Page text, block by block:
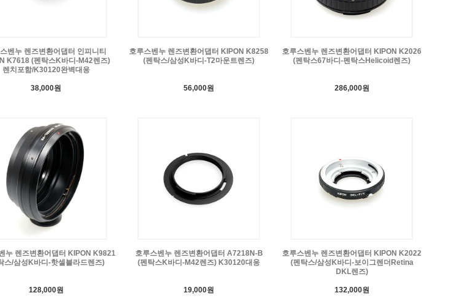
벤누 렌즈변환어댑터 인피니티
K7618 (펜탁스K바디-M42렌즈)
렌치포함/K30120완벽대응
38,000원
호루스벤누 렌즈변환어댑터 KIPON K8258
(펜탁스/삼성K바디-T2마운트렌즈)
56,000원
호루스벤누 렌즈변환어댑터 KIPON K2026
(펜탁스67바디-펜탁스Helicoid렌즈)
286,000원
누 렌즈변환어댑터 KIPON K9821
스/삼성K바디-핫셀블라드렌즈)
128,000원
호루스벤누 렌즈변환어댑터 A7218N-B
(펜탁스K바디-M42렌즈) K30120대응
19,000원
호루스벤누 렌즈변환어댑터 KIPON K2022
(펜탁스/삼성K바디-보이그렌더Retina
DKL렌즈)
132,000원